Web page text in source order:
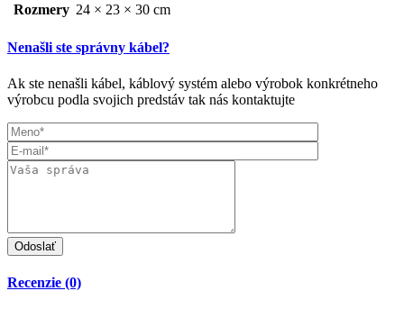
Rozmery 24 × 23 × 30 cm
Nenašli ste správny kábel?
Ak ste nenašli kábel, káblový systém alebo výrobok konkrétneho
výrobcu podla svojich predstáv tak nás kontaktujte
Recenzie (0)